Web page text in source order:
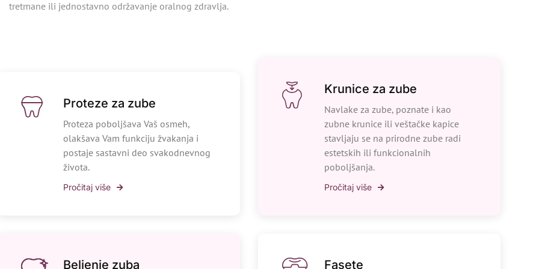
tretmane ili jednostavno održavanje oralnog zdravlja.
Proteze za zube
Proteza poboljšava Vaš osmeh,
olakšava Vam funkciju žvakanja i
postaje sastavni deo svakodnevnog
života.
Pročitaj više
Krunice za zube
Navlake za zube, poznate i kao
zubne krunice ili veštačke kapice
stavljaju se na prirodne zube radi
estetskih ili funkcionalnih
poboljšanja.
Pročitaj više
Beljenje zuba Fasete